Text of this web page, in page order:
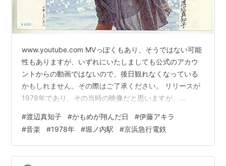
www.youtube.com MVっぽくもあり、そうではない可能
性もありますが、いずれにいたしましても公式のアカウ
ントからの動画ではないので、後日観れなくなっている
かもしれません。その際はご了承ください。 リリースが
1978年であり、その当時の映像だと思いますが、
せん。アップしていただいた方には感謝です。 スタジオ
での撮影だと思うのですが、シンプルでありながら何か
品の良い、歌のイメージにあった映像になっています。
それだけにMVと思ったのですが。 ちなみに、公式のリリ
#渡辺真知子 #かもめが翔んだ日 #伊藤アキラ
#音楽 #1978年 #堀ノ内駅 #京浜急行電鉄